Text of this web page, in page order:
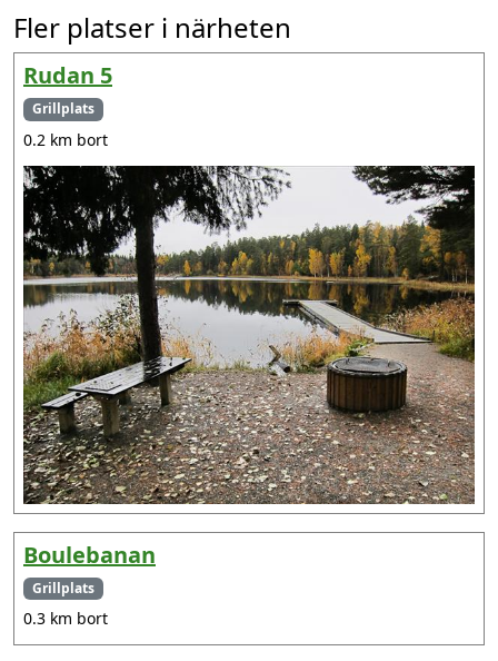
Fler platser i närheten
Rudan 5
Grillplats
0.2 km bort
Boulebanan
Grillplats
0.3 km bort